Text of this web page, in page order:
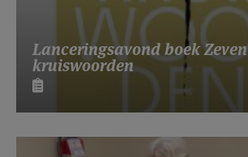
Lanceringsavond boek Zeven
kruiswoorden